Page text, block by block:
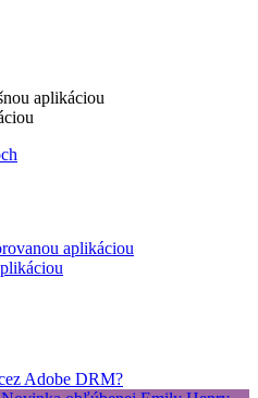
aplikáciou
aplikáciou
Adobe DRM?